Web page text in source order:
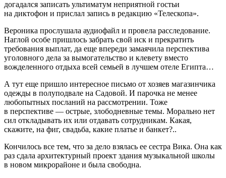
догадался записать ультиматум неприятной гостьи
на диктофон и прислал запись в редакцию «Телескопа».
Вероника прослушала аудиофайл и провела расследование.
Наглой особе пришлось забрать свой иск и прекратить
требования выплат, да еще впереди замаячила перспектива
уголовного дела за вымогательство и клевету вместо
вожделенного отдыха всей семьей в лучшем отеле Египта…
А тут еще пришло интересное письмо от хозяев магазинчика
одежды в полуподвале на Садовой. И парочка не менее
любопытных посланий на рассмотрении. Тоже
в перспективе — острые, злободневные темы. Морально нет
сил откладывать их или отдавать сотрудникам. Какая,
скажите, на фиг, свадьба, какие платье и банкет?..
Кончилось все тем, что за дело взялась ее сестра Вика. Она как
раз сдала архитектурный проект здания музыкальной школы
в новом микрорайоне и была свободна.